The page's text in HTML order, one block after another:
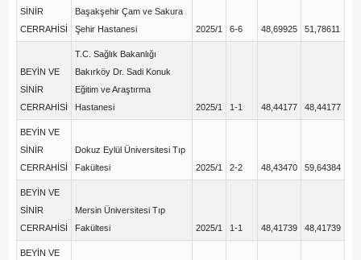
SİNİR
CERRAHİSİ
Başakşehir Çam ve Sakura
Şehir Hastanesi
2025/1 6-6 48,69925 51,78611
BEYİN VE
SİNİR
CERRAHİSİ
T.C. Sağlık Bakanlığı
Bakırköy Dr. Sadi Konuk
Eğitim ve Araştırma
Hastanesi
2025/1 1-1 48,44177 48,44177
BEYİN VE
SİNİR
CERRAHİSİ
Dokuz Eylül Üniversitesi Tıp
Fakültesi
2025/1 2-2 48,43470 59,64384
BEYİN VE
SİNİR
CERRAHİSİ
Mersin Üniversitesi Tıp
Fakültesi
2025/1 1-1 48,41739 48,41739
BEYİN VE